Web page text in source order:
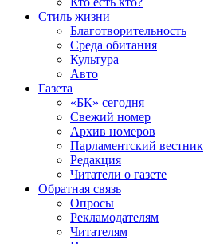
Стиль жизни
Благотворительность
Среда обитания
Культура
Авто
Газета
«БК» сегодня
Свежий номер
Архив номеров
Парламентский вестник
Редакция
Читатели о газете
Обратная связь
Опросы
Рекламодателям
Читателям